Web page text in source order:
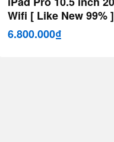
Wifi [ Like New 99% ]
6.800.000₫